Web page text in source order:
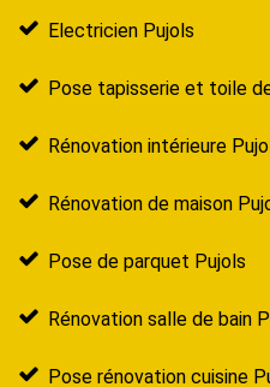
Electricien Pujols
Pose tapisserie et toile
Rénovation intérieure
Rénovation de maison
Pose de parquet Pujols
Rénovation salle de bain
Pose rénovation cuisine